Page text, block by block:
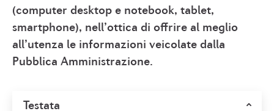
(computer desktop e notebook, tablet,
smartphone), nell’ottica di offrire al meglio
all’utenza le informazioni veicolate dalla
Pubblica Amministrazione.
Testata